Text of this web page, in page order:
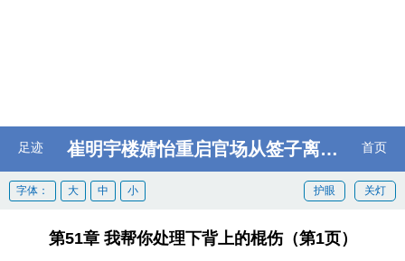
足迹 崔明宇楼婧怡重启官场从签子离婚协议开
首页
关灯
护眼
字体： 大 中 小
第51章 我帮你处理下背上的棍伤（第1页）